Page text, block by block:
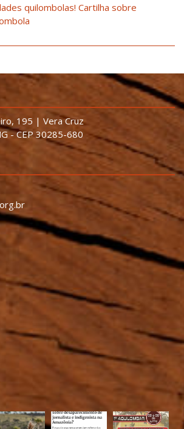
quilombolas! Cartilha sobre
195 | Vera Cruz
- CEP 30285-680